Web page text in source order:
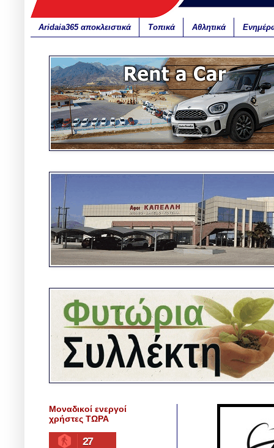
Aridaia365 αποκλειστικά Τοπικά Αθλητικά
Μοναδικοί ενεργοί
χρήστες ΤΩΡΑ
27